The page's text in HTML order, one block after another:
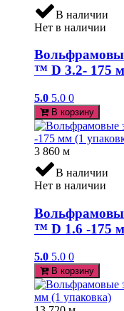
В наличии
Нет в наличии
™ D 3.2- 175
5.0 5.0 0
В корзину
3 860 м
В наличии
Нет в наличии
™ D 1.6 -175
5.0 5.0 0
В корзину